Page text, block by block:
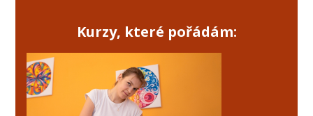
Kurzy, které pořádám: